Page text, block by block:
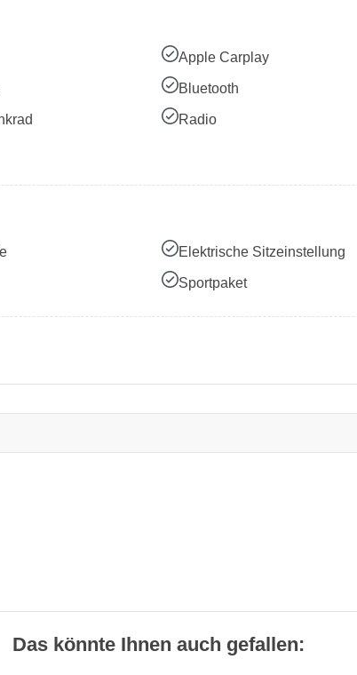
Apple Carplay
Bluetooth
Radio
Elektrische Sitzeinstellung
Sportpaket
Das könnte Ihnen auch gefallen: